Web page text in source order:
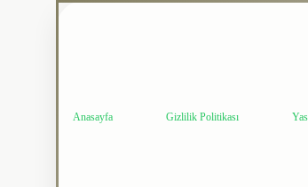
Anasayfa Gizlilik Politikası